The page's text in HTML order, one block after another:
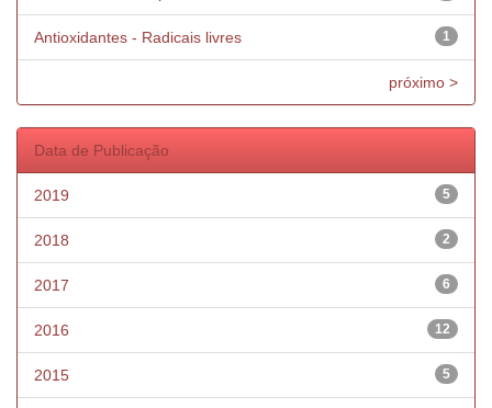
1
Antioxidantes - Radicais livres
próximo >
Data de Publicação
5
2019
2
2018
6
2017
12
2016
5
2015